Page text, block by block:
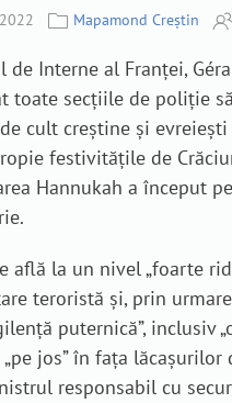
Mapamond Creștin
de Interne al Franței,
toate secțiile de poliție
cult creștine și evreiești
festivitățile de
Hannukah a început
află la un nivel „foarte
teroristă și, prin
puternică”, inclusiv
„pe jos” în fața lăcașurilor
responsabil cu